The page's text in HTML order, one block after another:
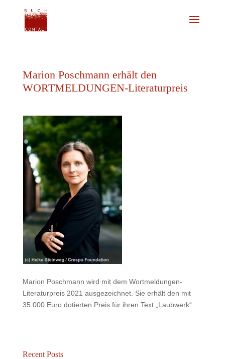
Marion Poschmann erhält den
WORTMELDUNGEN-Literaturpreis
Marion Poschmann wird mit dem Wortmeldungen-
Literaturpreis 2021 ausgezeichnet. Sie erhält den mit
35.000 Euro dotierten Preis für ihren Text „Laubwerk“.
Recent Posts